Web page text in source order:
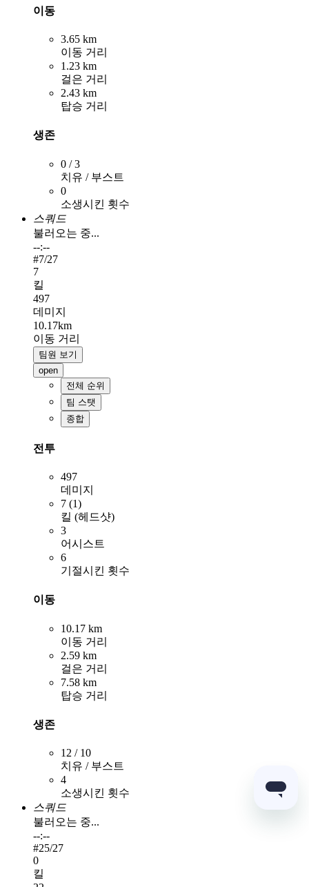
이동
3.65 km
이동 거리
1.23 km
걸은 거리
2.43 km
탑승 거리
생존
0 / 3
치유 / 부스트
0
소생시킨 횟수
스쿼드
불러오는 중...
--:--
#7/27
7
킬
497
데미지
10.17km
이동 거리
팀원 보기
open
전체 순위
팀 스탯
종합
전투
497
데미지
7 (1)
킬 (헤드샷)
3
어시스트
6
기절시킨 횟수
이동
10.17 km
이동 거리
2.59 km
걸은 거리
7.58 km
탑승 거리
생존
12 / 10
치유 / 부스트
4
소생시킨 횟수
스쿼드
불러오는 중...
--:--
#25/27
0
킬